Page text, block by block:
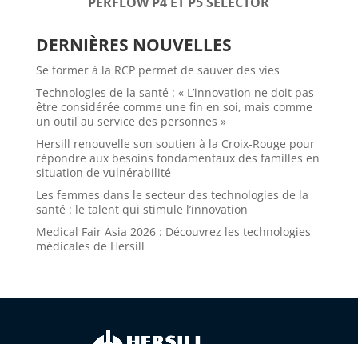
DERNIÈRES NOUVELLES
Se former à la RCP permet de sauver des vies
Technologies de la santé : « L’innovation ne doit pas
être considérée comme une fin en soi, mais comme
un outil au service des personnes »
Hersill renouvelle son soutien à la Croix-Rouge pour
répondre aux besoins fondamentaux des familles en
situation de vulnérabilité
Les femmes dans le secteur des technologies de la
santé : le talent qui stimule l’innovation
Medical Fair Asia 2026 : Découvrez les technologies
médicales de Hersill